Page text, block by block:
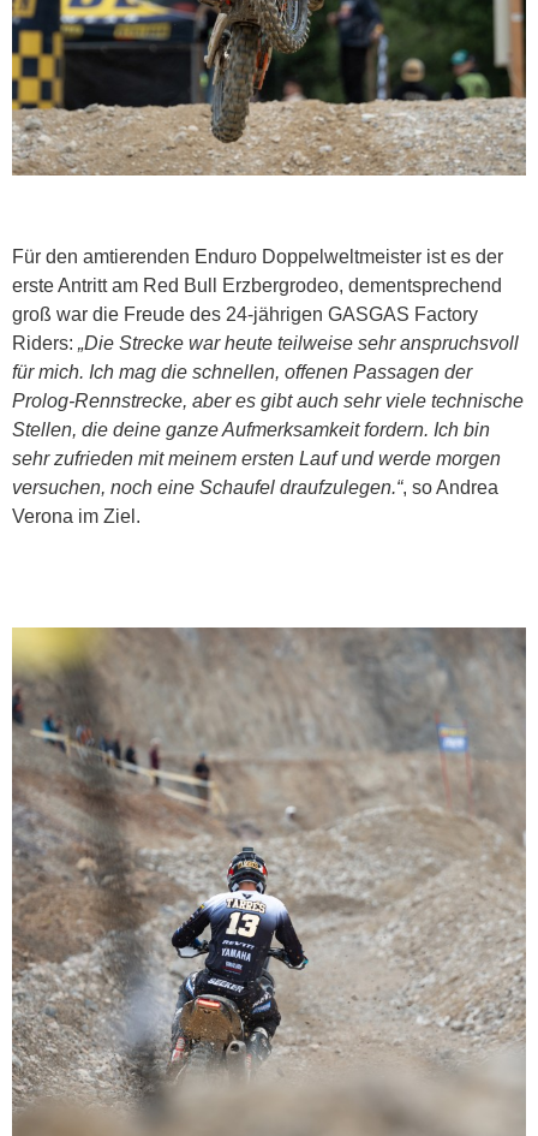
Für den amtierenden Enduro Doppelweltmeister ist es der
erste Antritt am Red Bull Erzbergrodeo, dementsprechend
groß war die Freude des 24-jährigen GASGAS Factory
Riders: „Die Strecke war heute teilweise sehr anspruchsvoll
für mich. Ich mag die schnellen, offenen Passagen der
Prolog-Rennstrecke, aber es gibt auch sehr viele technische
Stellen, die deine ganze Aufmerksamkeit fordern. Ich bin
sehr zufrieden mit meinem ersten Lauf und werde morgen
versuchen, noch eine Schaufel draufzulegen.“, so Andrea
Verona im Ziel.